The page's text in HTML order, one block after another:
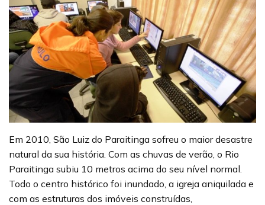
Em 2010, São Luiz do Paraitinga sofreu o maior desastre
natural da sua história. Com as chuvas de verão, o Rio
Paraitinga subiu 10 metros acima do seu nível normal.
Todo o centro histórico foi inundado, a igreja aniquilada e
com as estruturas dos imóveis construídas,